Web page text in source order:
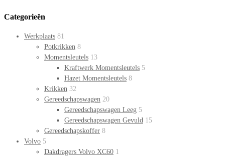
Categorieën
Werkplaats 81
Potkrikken 8
Momentsleutels 13
Kraftwerk Momentsleutels 5
Hazet Momentsleutels 8
Krikken 32
Gereedschapswagen 20
Gereedschapswagen Leeg 5
Gereedschapswagen Gevuld 15
Gereedschapskoffer 8
Volvo 5
Dakdragers Volvo XC60 1